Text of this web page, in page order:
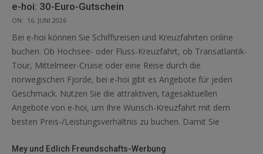
e-hoi: 30-Euro-Gutschein
ON: 16. JUNI 2026
Bei e-hoi können Sie Schiffsreisen und Kreuzfahrten online
buchen. Ob Hochsee- oder Fluss-Kreuzfahrt, ob Transatlantik-
Tour, Mittelmeer-Cruise oder eine Reise durch die
norwegischen Fjorde, bei e-hoi gibt es Angebote für jeden
Geschmack. Nutzen Sie die attraktiven, tagesaktuellen
Angebote von e-hoi, um Ihre Wunsch-Kreuzfahrt mit dem
besten Preis-/Leistungsverhältnis zu buchen. Damit Sie
Mey und Edlich Freundschafts-Werbung